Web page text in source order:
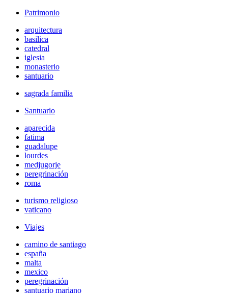
Patrimonio
arquitectura
basilica
catedral
iglesia
monasterio
santuario
sagrada familia
Santuario
aparecida
fatima
guadalupe
lourdes
medjugorje
peregrinación
roma
turismo religioso
vaticano
Viajes
camino de santiago
españa
malta
mexico
peregrinación
santuario mariano